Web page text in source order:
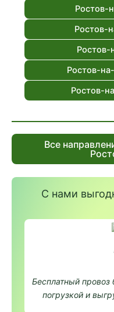
Ростов-
Ростов-
Ростов-
Ростов-
Все
С нами
Бесплатный
погрузкой и